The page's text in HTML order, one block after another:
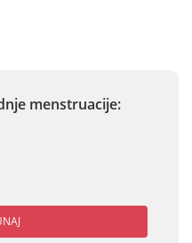
menstruacije: